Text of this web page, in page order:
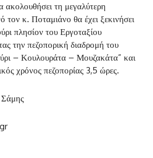
ακολουθήσει τη μεγαλύτερη
κ. Ποταμιάνο θα έχει ξεκινήσει
πλησίον του Εργοταξίου
την πεζοπορική διαδρομή του
– Κουλουράτα – Μουζακάτα” και
χρόνος πεζοπορίας 3,5 ώρες.